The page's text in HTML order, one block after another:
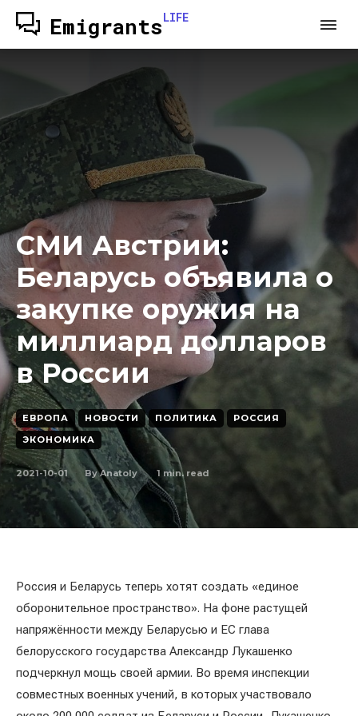
EmigrantsLIFE
СМИ Австрии:
Беларусь объявила о
закупке оружия на
миллиард долларов
в России
ЕВРОПА НОВОСТИ ПОЛИТИКА
РОССИЯ
ЭКОНОМИКА
2021-10-01 By Anatoly 1 min. read
Россия и Беларусь теперь хотят создать «единое
оборонительное пространство». На фоне растущей
напряжённости между Беларусью и ЕС глава
белорусского государства Александр Лукашенко
подчеркнул мощь своей армии. Во время инспекции
совместных военных учений, в которых участвовало